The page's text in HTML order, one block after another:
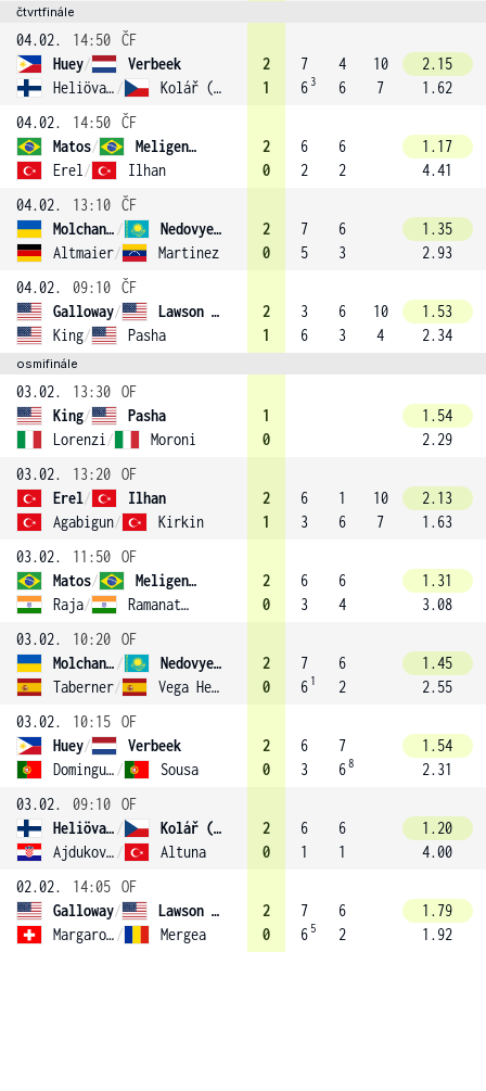
čtvrtfinále
04.02. 14:50 ČF
Huey/
Verbeek
Heliövaara / Kolář (2)
2
1
7
6 3
4
6
10
7
2.15
1.62
04.02.
14:50 ČF
Matos/
Meligeni Rodrigues Alves
Erel / Ilhan
2
0
6
2
6
2
1.17
4.41
04.02.
13:10 ČF
Molchanov /
Nedovyesov (3)
Altmaier/ Martinez
2
0
7
5
6
3
1.35
2.93
04.02.
09:10 ČF
Galloway/
Lawson (4)
King/ Pasha
2
1
3
6
6
3
10
4
1.53
2.34
osmifinále
03.02. 13:30 OF
King/
Pasha
Lorenzi / Moroni
1
0
1.54
2.29
03.02.
13:20 OF
Erel/
Ilhan
Agabigun/ Kirkin
2
1
6
3
1
6
10
7
2.13
1.63
03.02.
11:50 OF
Matos/
Meligeni Rodrigues Alves
Raja/ Ramanathan (1)
2
0
6
3
6
4
1.31
3.08
03.02.
10:20 OF
Molchanov /
Nedovyesov (3)
Taberner/ Vega Hernandez
2
0
7
6 1
6
2
1.45
2.55
03.02.
10:15 OF
Huey/
Verbeek
Domingues / Sousa
2
0
6
3
7
68
1.54
2.31
03.02.
09:10 OF
Heliövaara /
Kolář (2)
Ajdukovic / Altuna
2
0
6
1
6
1
1.20
4.00
02.02.
14:05 OF
Galloway/
Lawson (4)
Margaroli / Mergea
2
0
7
6 5
6
2
1.79
1.92